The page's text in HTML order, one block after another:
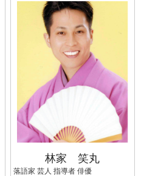
林家 笑丸
落語家 芸人 指導者 俳優